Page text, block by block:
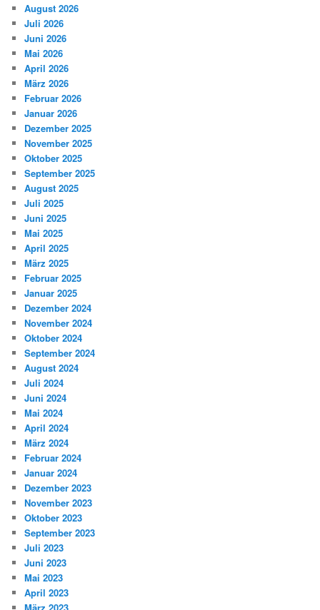
August 2026
Juli 2026
Juni 2026
Mai 2026
April 2026
März 2026
Februar 2026
Januar 2026
Dezember 2025
November 2025
Oktober 2025
September 2025
August 2025
Juli 2025
Juni 2025
Mai 2025
April 2025
März 2025
Februar 2025
Januar 2025
Dezember 2024
November 2024
Oktober 2024
September 2024
August 2024
Juli 2024
Juni 2024
Mai 2024
April 2024
März 2024
Februar 2024
Januar 2024
Dezember 2023
November 2023
Oktober 2023
September 2023
Juli 2023
Juni 2023
Mai 2023
April 2023
März 2023